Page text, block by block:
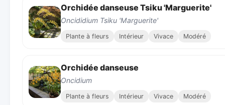
Orchidée danseuse Tsiku 'Marguerite'
Oncididium Tsiku 'Marguerite'
Plante à fleurs Intérieur Vivace Modéré
Orchidée danseuse
Oncidium
Plante à fleurs Intérieur Vivace Modéré